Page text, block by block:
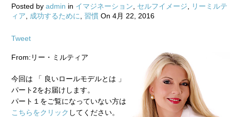
Posted by admin in イマジネーション セルフイメージ
リーミルテ
ィア
成功するために 習慣 On 4月 22, 2016
Tweet
From:リー・ミルティア
今回は 「 良いロールモデルとは 」
パート2をお届けします。
パート１をご覧になっていない方は
こちらをクリック してください。